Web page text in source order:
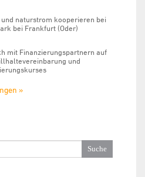
naturstrom kooperieren bei
bei Frankfurt (Oder)
mit Finanzierungspartnern auf
und
»